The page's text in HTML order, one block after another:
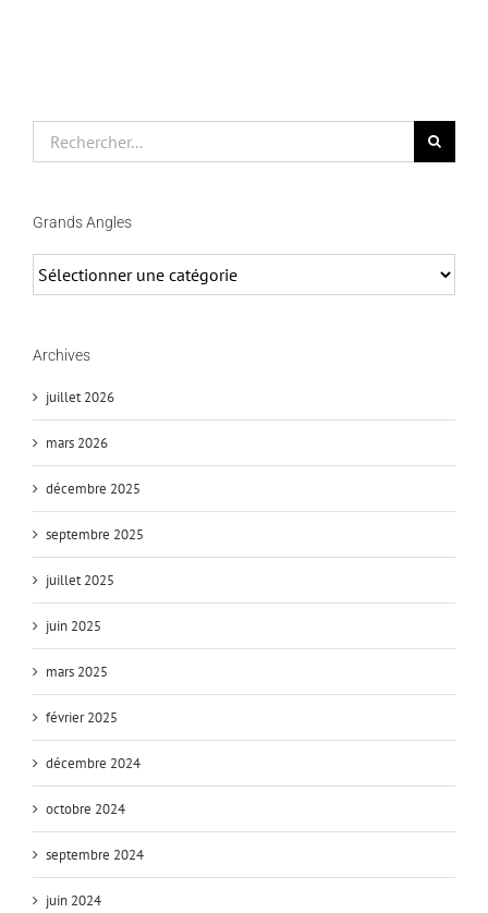
Grands Angles
Angles
Archives
juillet 2026
mars 2026
décembre 2025
septembre 2025
juillet 2025
juin 2025
mars 2025
février 2025
décembre 2024
octobre 2024
septembre 2024
juin 2024